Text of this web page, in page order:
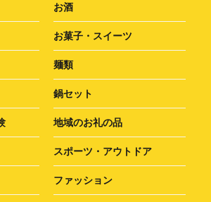
お酒
お菓子・スイーツ
麺類
鍋セット
地域のお礼の品
スポーツ・アウトドア
ファッション